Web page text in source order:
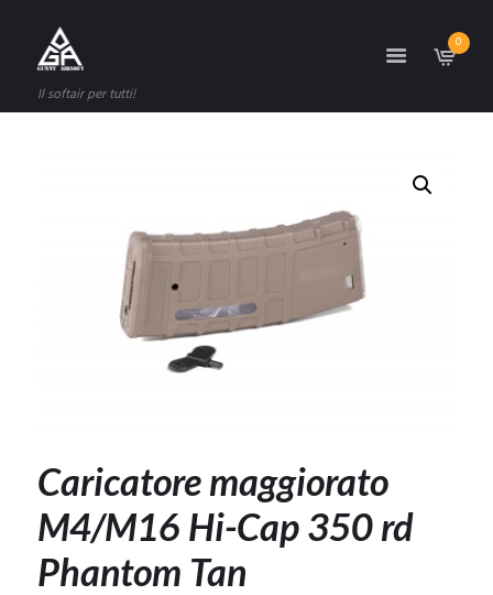
Il softair per tutti!
0
Caricatore maggiorato
M4/M16 Hi-Cap 350 rd
Phantom Tan